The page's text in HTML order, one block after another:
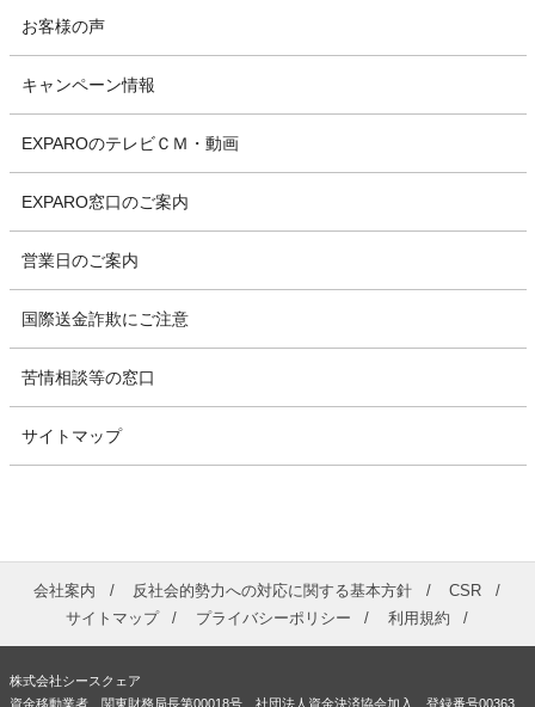
お客様の声
キャンペーン情報
EXPAROのテレビＣＭ・動画
EXPARO窓口のご案内
営業日のご案内
国際送金詐欺にご注意
苦情相談等の窓口
サイトマップ
会社案内 反社会的勢力への対応に関する基本方針
CSR
サイトマップ
プライバシーポリシー 利用規約
株式会社シースクェア
資金移動業者 関東財務局長第00018号 社団法人資金決済協会加入 登録番号00363